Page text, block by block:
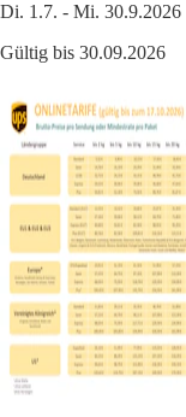
Di. 1.7. - Mi. 30.9.2026
Gültig bis 30.09.2026